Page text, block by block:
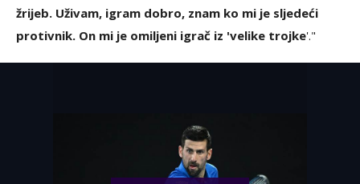
žrijeb. Uživam, igram dobro, znam ko mi je sljedeći
protivnik. On mi je omiljeni igrač iz 'velike trojke'."